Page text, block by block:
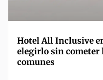
Hotel All Inclusive
elegirlo sin cometer
comunes